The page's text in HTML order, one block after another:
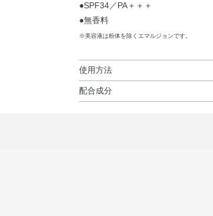
●SPF34／PA＋＋＋
●無香料
※美容液は粉体を除くエマルジョンです。
使用方法
使用方法
配合成分
ン・ステアラルコニウムヘクトラ